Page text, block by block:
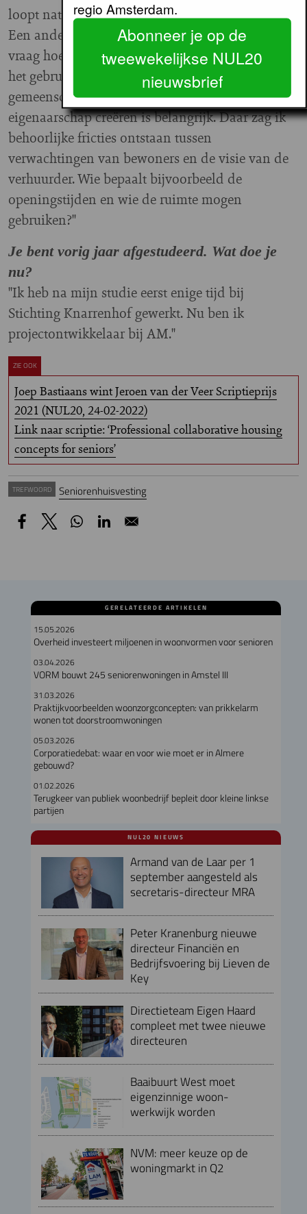
loopt natuurlijk nogal uiteen.
Een andere uitdaging voor ontwikkelaars is de
vraag hoeveel zeggenschap je bewoners geeft over
het gebruik en de inrichting van de
gemeenschappelijke ruimtes. Een gevoel van
eigenaarschap creëren is belangrijk. Daar zag ik
behoorlijke fricties ontstaan tussen
verwachtingen van bewoners en de visie van de
verhuurder. Wie bepaalt bijvoorbeeld de
openingstijden en wie de ruimte mogen
gebruiken?"
Je bent vorig jaar afgestudeerd. Wat doe je
nu?
"Ik heb na mijn studie eerst enige tijd bij
Stichting Knarrenhof gewerkt. Nu ben ik
projectontwikkelaar bij AM."
ZIE OOK
Joep Bastiaans wint Jeroen van der Veer Scriptieprijs
2021 (NUL20, 24-02-2022)
Link naar scriptie: ‘Professional collaborative housing
concepts for seniors’
TREFWOORD Seniorenhuisvesting
GERELATEERDE ARTIKELEN
15.05.2026
Overheid investeert miljoenen in woonvormen voor senioren
03.04.2026
VORM bouwt 245 seniorenwoningen in Amstel III
31.03.2026
Praktijkvoorbeelden woonzorgconcepten: van prikkelarm
wonen tot doorstroomwoningen
05.03.2026
Corporatiedebat: waar en voor wie moet er in Almere
gebouwd?
01.02.2026
Terugkeer van publiek woonbedrijf bepleit door kleine linkse
partijen
NUL20 NIEUWS
Armand van de Laar per 1
september aangesteld als
secretaris-directeur MRA
Peter Kranenburg nieuwe
directeur Financiën en
Bedrijfsvoering bij Lieven de
Key
Directieteam Eigen Haard
compleet met twee nieuwe
directeuren
Baaibuurt West moet
eigenzinnige woon-
werkwijk worden
NVM: meer keuze op de
woningmarkt in Q2
regio Amsterdam.
Abonneer je op de
tweewekelijkse NUL20
nieuwsbrief